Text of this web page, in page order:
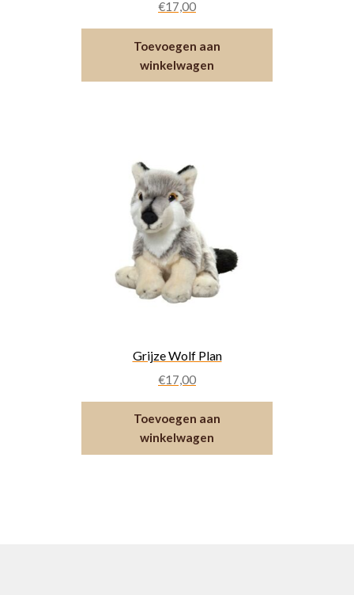
€17,00
Toevoegen aan
winkelwagen
Grijze Wolf Plan
€17,00
Toevoegen aan
winkelwagen